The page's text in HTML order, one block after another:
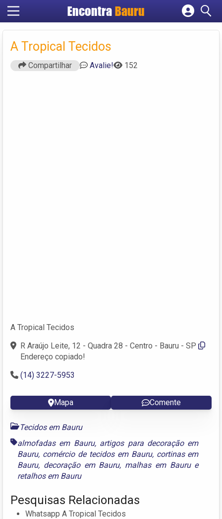
Encontra Bauru
Cadastrar empresa
Criar conta
A Tropical Tecidos
Compartilhar Avalie! 152
A Tropical Tecidos
R Araújo Leite, 12 - Quadra 28 - Centro - Bauru - SP
Endereço copiado!
(14) 3227-5953
Mapa Comente
Tecidos em Bauru
almofadas em Bauru, artigos para decoração em
Bauru, comércio de tecidos em Bauru, cortinas em
Bauru, decoração em Bauru, malhas em Baurue
retalhos em Bauru
Pesquisas Relacionadas
Whatsapp A Tropical Tecidos